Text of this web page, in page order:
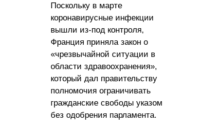
Поскольку в марте
коронавирусные инфекции
вышли из-под контроля,
Франция приняла закон о
«чрезвычайной ситуации в
области здравоохранения»,
который дал правительству
полномочия ограничивать
гражданские свободы указом
без одобрения парламента.